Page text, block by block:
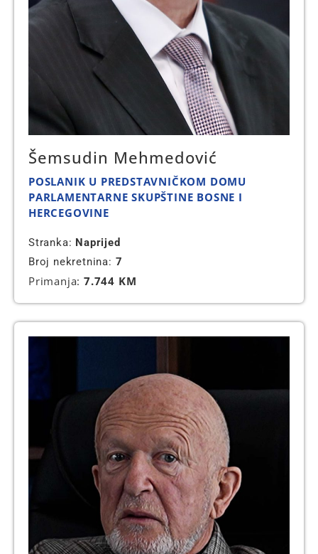
Šemsudin Mehmedović
POSLANIK U PREDSTAVNIČKOM DOMU
PARLAMENTARNE SKUPŠTINE BOSNE I
HERCEGOVINE
Stranka: Naprijed
Broj nekretnina: 7
Primanja: 7.744 KM